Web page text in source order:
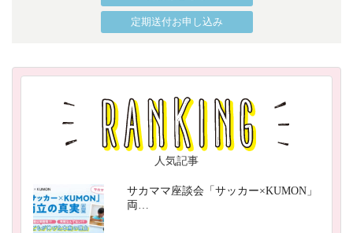
定期送付お申し込み
人気記事
サカママ座談会「サッカー×KUMON」
両…